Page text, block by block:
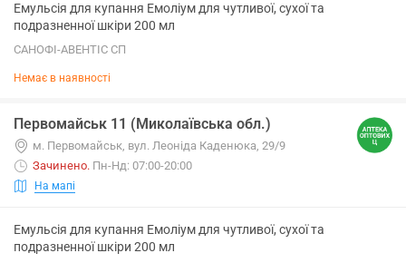
Емульсія для купання Емоліум для чутливої, сухої та
подразненної шкіри 200 мл
САНОФІ-АВЕНТІС СП
Немає в наявності
Первомайськ 11 (Миколаївська обл.)
м. Первомайськ, вул. Леоніда Каденюка, 29/9
Зачинено. Пн-Нд: 07:00-20:00
На мапі
Емульсія для купання Емоліум для чутливої, сухої та
подразненної шкіри 200 мл